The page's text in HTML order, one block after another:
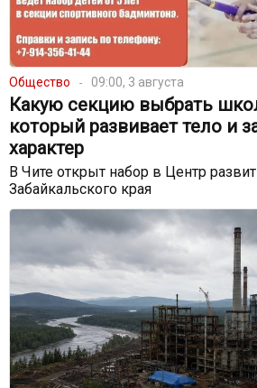
Общество 09:00, 3 августа
Какую секцию выбрать
который развивает тело и
характер
В Чите открыт набор в Центр
Забайкальского края